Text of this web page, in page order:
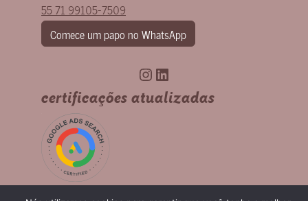
55 71 99105-7509
Comece um papo no WhatsApp
Instagram
LinkedIn
certificações atualizadas